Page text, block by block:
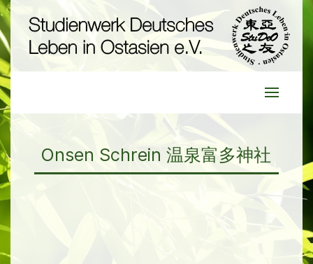
Onsen Schrein 温泉富多神社